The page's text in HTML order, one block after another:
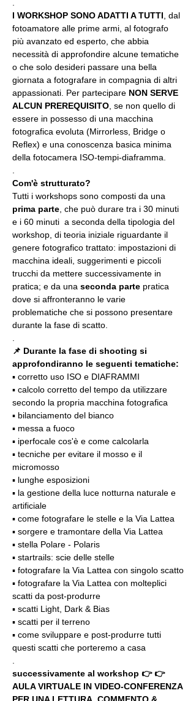
I WORKSHOP SONO ADATTI A TUTTI , dal
fotoamatore alle prime armi, al fotografo
più avanzato ed esperto, che abbia
necessità di approfondire alcune tematiche
o che solo desideri passare una bella
giornata a fotografare in compagnia di altri
appassionati. Per partecipare NON SERVE
ALCUN PREREQUISITO , se non quello di
essere in possesso di una macchina
fotografica evoluta (Mirrorless, Bridge o
Reflex) e una conoscenza basica minima
della fotocamera ISO-tempi-diaframma.
Com'è strutturato?
Tutti i workshops sono composti da una
prima parte , che può durare tra i 30 minuti
e i 60 minuti  a seconda della tipologia del
workshop, di teoria iniziale riguardante il
genere fotografico trattato: impostazioni di
macchina ideali, suggerimenti e piccoli
trucchi da mettere successivamente in
pratica; e da una seconda parte pratica
dove si affronteranno le varie
problematiche che si possono presentare
durante la fase di scatto.
📌 Durante la fase di shooting si
approfondiranno le seguenti tematiche:
▪️ corretto uso ISO e DIAFRAMMI
▪️ calcolo corretto del tempo da utilizzare
secondo la propria macchina fotografica
▪️ bilanciamento del bianco
▪️ messa a fuoco
▪️ iperfocale cos'è e come calcolarla
▪️ tecniche per evitare il mosso e il
micromosso
▪️ lunghe esposizioni
▪️ la gestione della luce notturna naturale e
artificiale
▪️ come fotografare le stelle e la Via Lattea
▪️ sorgere e tramontare della Via Lattea
▪️ stella Polare - Polaris
▪️ startrails: scie delle stelle
▪️ fotografare la Via Lattea con singolo scatto
▪️ fotografare la Via Lattea con molteplici
scatti da post-produrre
▪️ scatti Light, Dark & Bias
▪️ scatti per il terreno
▪️ come sviluppare e post-produrre tutti
questi scatti che porteremo a casa
successivamente al workshop 👉 👉
AULA VIRTUALE IN VIDEO-CONFERENZA